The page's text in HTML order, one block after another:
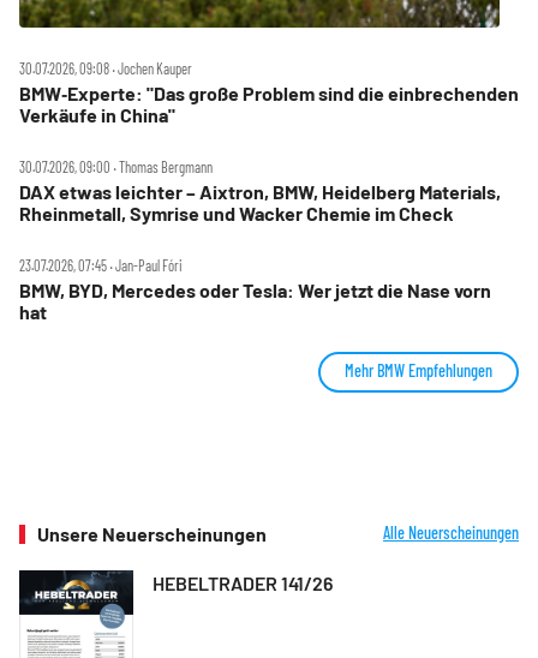
30.07.2026, 09:08 ‧ Jochen Kauper
BMW‑Experte: "Das große Problem sind die einbrechenden
Verkäufe in China"
30.07.2026, 09:00 ‧ Thomas Bergmann
DAX etwas leichter – Aixtron, BMW, Heidelberg Materials,
Rheinmetall, Symrise und Wacker Chemie im Check
23.07.2026, 07:45 ‧ Jan-Paul Fóri
BMW, BYD, Mercedes oder Tesla: Wer jetzt die Nase vorn
hat
Mehr BMW Empfehlungen
Unsere Neuerscheinungen Alle Neuerscheinungen
HEBELTRADER 141/26